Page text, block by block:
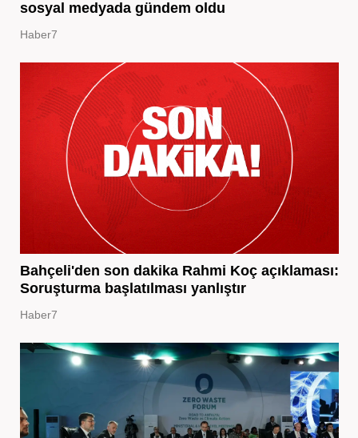
sosyal medyada gündem oldu
Haber7
Bahçeli'den son dakika Rahmi Koç açıklaması:
Soruşturma başlatılması yanlıştır
Haber7